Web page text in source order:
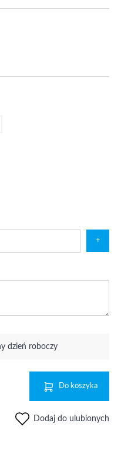
+
dzień roboczy
Do koszyka
Dodaj do ulubionych